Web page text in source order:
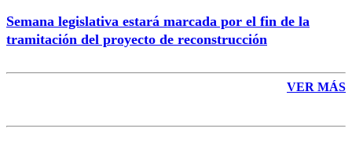
Semana legislativa estará marcada por el fin de la
tramitación del proyecto de reconstrucción
VER MÁS